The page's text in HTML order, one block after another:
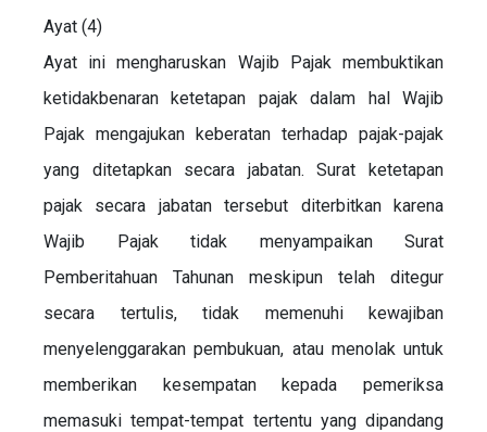
Ayat (4)
Ayat ini mengharuskan Wajib Pajak membuktikan
ketidakbenaran ketetapan pajak dalam hal Wajib
Pajak mengajukan keberatan terhadap pajak-pajak
yang ditetapkan secara jabatan. Surat ketetapan
pajak secara jabatan tersebut diterbitkan karena
Wajib Pajak tidak menyampaikan Surat
Pemberitahuan Tahunan meskipun telah ditegur
secara tertulis, tidak memenuhi kewajiban
menyelenggarakan pembukuan, atau menolak untuk
memberikan kesempatan kepada pemeriksa
memasuki tempat-tempat tertentu yang dipandang